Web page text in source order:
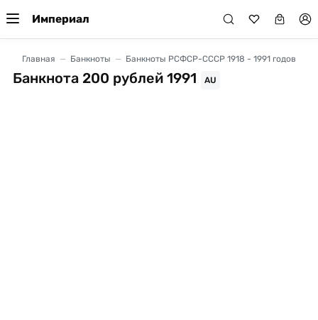
Империал
Главная Банкноты Банкноты РСФСР-СССР 1918 - 1991 годов
Банкнота 200 рублей 1991 AU